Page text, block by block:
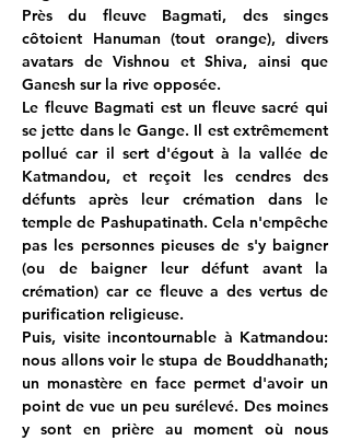
Près du fleuve Bagmati, des singes
côtoient Hanuman (tout orange), divers
avatars de Vishnou et Shiva, ainsi que
Ganesh sur la rive opposée.
Le fleuve Bagmati est un fleuve sacré qui
se jette dans le Gange. Il est extrêmement
pollué car il sert d'égout à la vallée de
Katmandou, et reçoit les cendres des
défunts après leur crémation dans le
temple de Pashupatinath. Cela n'empêche
pas les personnes pieuses de s'y baigner
(ou de baigner leur défunt avant la
crémation) car ce fleuve a des vertus de
purification religieuse.
Puis, visite incontournable à Katmandou:
nous allons voir le stupa de Bouddhanath;
un monastère en face permet d'avoir un
point de vue un peu surélevé. Des moines
y sont en prière au moment où nous